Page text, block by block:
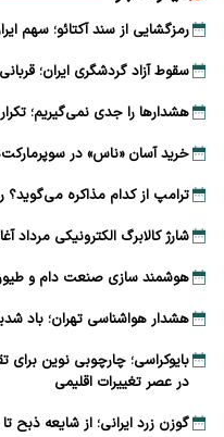
رمزگشایی از سند آکتائو؛ سهم
سقوط آزاد گردشگری ایران؛
هشدارها را جدی نمی‌گیریم؛
خرید آسان «ناس» در
ترامپ از کدام مذاکره
شارژ کالابرگ الکترونیکی مرداد
هوشمند سازی صنعت دام و
هشدار هواشناسی تهران؛ باد
بایوکراسی؛ چارچوبی نوین
در عصر تغییرات اقلیمی
گوزن زرد ایرانی؛ از شایعه ذبح